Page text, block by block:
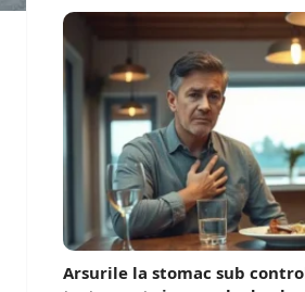
Arsurile la stomac sub